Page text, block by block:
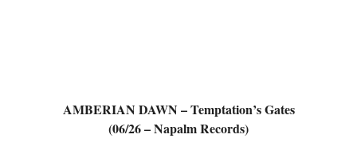
AMBERIAN DAWN – Temptation’s Gates
(06/26 – Napalm Records)